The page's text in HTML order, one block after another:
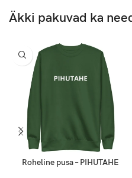
5XL 89
Profinipp:
Kui kahtled kahe suuruse vahel,
mugavam istuvus. Sobivus on
tähtsam!
Äkki pakuvad ka
Roheline pusa – PIHUTAHE